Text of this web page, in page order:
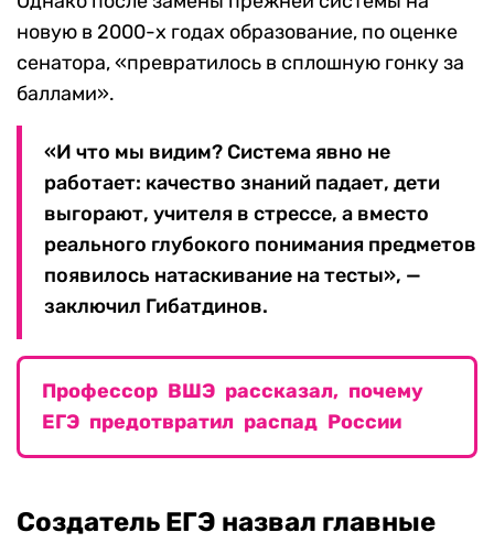
новую в 2000-х годах образование, по оценке
сенатора, «превратилось в сплошную гонку за
баллами».
«И что мы видим? Система явно не
работает: качество знаний падает, дети
выгорают, учителя в стрессе, а вместо
реального глубокого понимания предметов
появилось натаскивание на тесты», —
заключил Гибатдинов.
Профессор ВШЭ рассказал, почему
ЕГЭ предотвратил распад России
Создатель ЕГЭ назвал главные